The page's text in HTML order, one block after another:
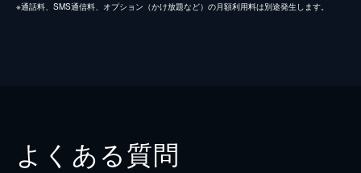
※通話料、SMS通信料、オプション（かけ放題など）の月額利用料は別途発生します。
よくある質問